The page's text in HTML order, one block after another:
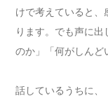
けで考えていると、
ります。でも声に
のか」「何がしんど
話しているうちに、